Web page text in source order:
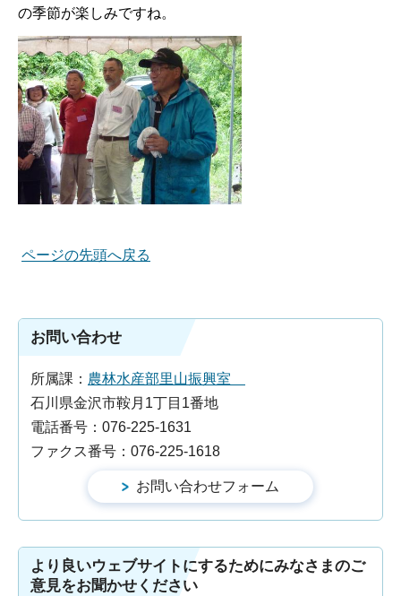
の季節が楽しみですね。
ページの先頭へ戻る
お問い合わせ
所属課： 農林水産部里山振興室
石川県金沢市鞍月1丁目1番地
電話番号：076-225-1631
ファクス番号：076-225-1618
より良いウェブサイトにするためにみなさまのご
意見をお聞かせください